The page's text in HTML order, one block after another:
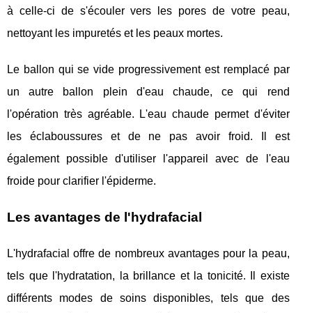
à celle-ci de s'écouler vers les pores de votre peau,
nettoyant les impuretés et les peaux mortes.
Le ballon qui se vide progressivement est remplacé par
un autre ballon plein d'eau chaude, ce qui rend
l'opération très agréable. L'eau chaude permet d'éviter
les éclaboussures et de ne pas avoir froid. Il est
également possible d'utiliser l'appareil avec de l'eau
froide pour clarifier l'épiderme.
Les avantages de l'hydrafacial
L'hydrafacial offre de nombreux avantages pour la peau,
tels que l'hydratation, la brillance et la tonicité. Il existe
différents modes de soins disponibles, tels que des